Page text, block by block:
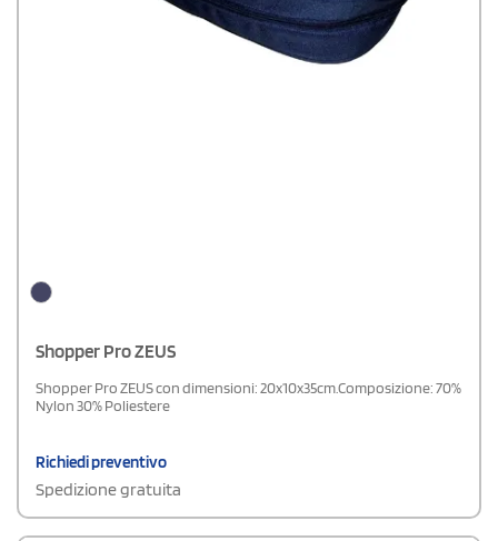
Shopper Pro ZEUS
Shopper Pro ZEUS con dimensioni: 20x10x35cm.Composizione: 70%
Nylon 30% Poliestere
Richiedi preventivo
Spedizione gratuita